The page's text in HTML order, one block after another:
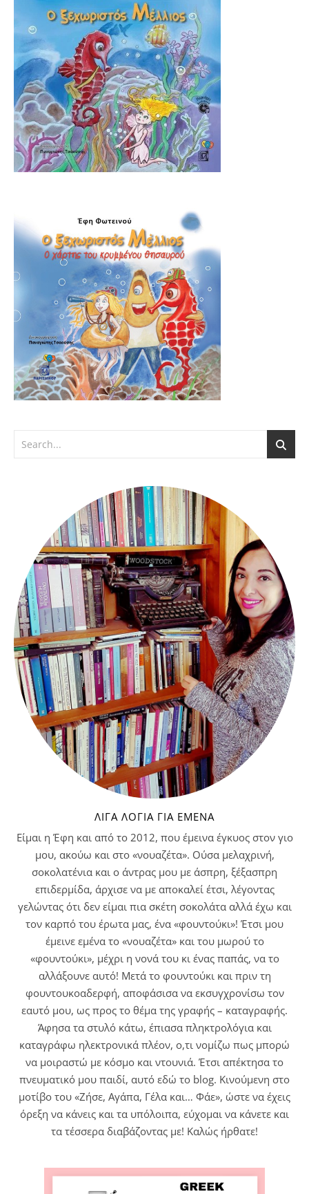
ΛΊΓΑ ΛΌΓΙΑ ΓΙΑ ΕΜΈΝΑ
Είμαι η Έφη και από το 2012, που έμεινα έγκυος στον γιο
μου, ακούω και στο «νουαζέτα». Ούσα μελαχρινή,
σοκολατένια και ο άντρας μου με άσπρη, ξέξασπρη
επιδερμίδα, άρχισε να με αποκαλεί έτσι, λέγοντας
γελώντας ότι δεν είμαι πια σκέτη σοκολάτα αλλά έχω και
τον καρπό του έρωτα μας, ένα «φουντούκι»! Έτσι μου
έμεινε εμένα το «νουαζέτα» και του μωρού το
«φουντούκι», μέχρι η νονά του κι ένας παπάς, να το
αλλάξουνε αυτό! Μετά το φουντούκι και πριν τη
φουντουκοαδερφή, αποφάσισα να εκσυγχρονίσω τον
εαυτό μου, ως προς το θέμα της γραφής – καταγραφής.
Άφησα τα στυλό κάτω, έπιασα πληκτρολόγια και
καταγράφω ηλεκτρονικά πλέον, ο,τι νομίζω πως μπορώ
να μοιραστώ με κόσμο και ντουνιά. Έτσι απέκτησα το
πνευματικό μου παιδί, αυτό εδώ το blog. Κινούμενη στο
μοτίβο του «Ζήσε, Αγάπα, Γέλα και… Φάε», ώστε να έχεις
όρεξη να κάνεις και τα υπόλοιπα, εύχομαι να κάνετε και
τα τέσσερα διαβάζοντας με! Καλώς ήρθατε!